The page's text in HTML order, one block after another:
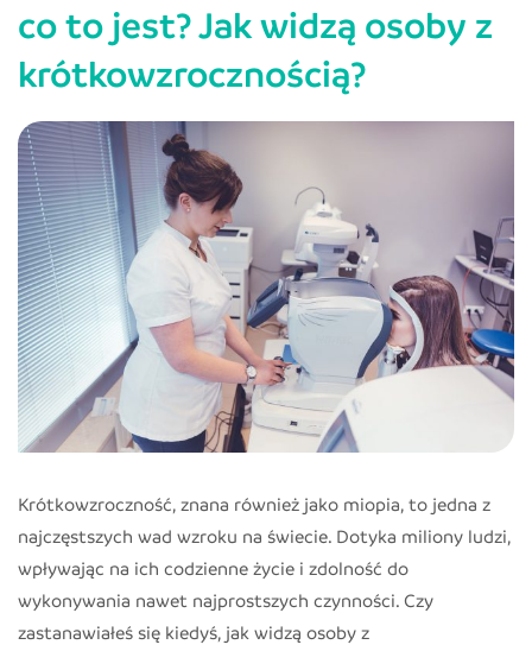
i
jak
korygować?
co to jest? Jak widzą osoby z
krótkowzrocznością?
Krótkowzroczność, znana również jako miopia, to jedna z
najczęstszych wad wzroku na świecie. Dotyka miliony ludzi,
wpływając na ich codzienne życie i zdolność do
wykonywania nawet najprostszych czynności. Czy
zastanawiałeś się kiedyś, jak widzą osoby z